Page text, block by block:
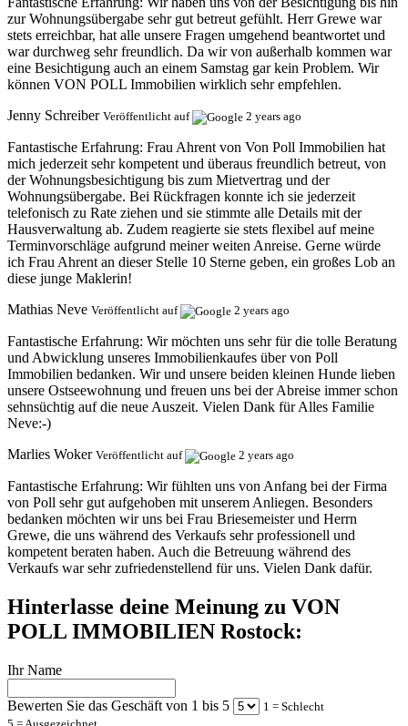
zur Wohnungsübergabe sehr gut betreut gefühlt. Herr Grewe war
stets erreichbar, hat alle unsere Fragen umgehend beantwortet und
war durchweg sehr freundlich. Da wir von außerhalb kommen war
eine Besichtigung auch an einem Samstag gar kein Problem. Wir
können VON POLL Immobilien wirklich sehr empfehlen.
Jenny Schreiber Veröffentlicht auf 2 years ago
Fantastische Erfahrung: Frau Ahrent von Von Poll Immobilien hat
mich jederzeit sehr kompetent und überaus freundlich betreut, von
der Wohnungsbesichtigung bis zum Mietvertrag und der
Wohnungsübergabe. Bei Rückfragen konnte ich sie jederzeit
telefonisch zu Rate ziehen und sie stimmte alle Details mit der
Hausverwaltung ab. Zudem reagierte sie stets flexibel auf meine
Terminvorschläge aufgrund meiner weiten Anreise. Gerne würde
ich Frau Ahrent an dieser Stelle 10 Sterne geben, ein großes Lob an
diese junge Maklerin!
Mathias Neve Veröffentlicht auf 2 years ago
Fantastische Erfahrung: Wir möchten uns sehr für die tolle Beratung
und Abwicklung unseres Immobilienkaufes über von Poll
Immobilien bedanken. Wir und unsere beiden kleinen Hunde lieben
unsere Ostseewohnung und freuen uns bei der Abreise immer schon
sehnsüchtig auf die neue Auszeit. Vielen Dank für Alles Familie
Neve:-)
Marlies Woker Veröffentlicht auf 2 years ago
Fantastische Erfahrung: Wir fühlten uns von Anfang bei der Firma
von Poll sehr gut aufgehoben mit unserem Anliegen. Besonders
bedanken möchten wir uns bei Frau Briesemeister und Herrn
Grewe, die uns während des Verkaufs sehr professionell und
kompetent beraten haben. Auch die Betreuung während des
Verkaufs war sehr zufriedenstellend für uns. Vielen Dank dafür.
Hinterlasse deine Meinung zu VON
POLL IMMOBILIEN Rostock:
Ihr Name
Bewerten Sie das Geschäft von 1 bis 5
1 = Schlecht